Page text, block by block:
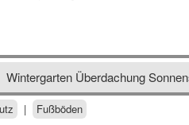
Wintergarten Überdachung
| Fußböden